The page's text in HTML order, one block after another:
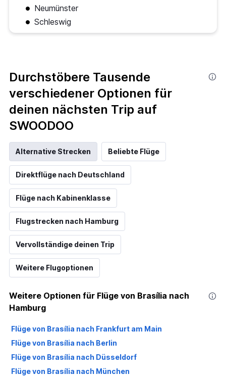
Neumünster
Schleswig
Durchstöbere Tausende
verschiedener Optionen für
deinen nächsten Trip auf
SWOODOO
Alternative Strecken Beliebte Flüge
Direktflüge nach Deutschland
Flüge nach Kabinenklasse
Flugstrecken nach Hamburg
Vervollständige deinen Trip
Weitere Flugoptionen
Weitere Optionen für Flüge von Brasília nach
Hamburg
Flüge von Brasília nach Frankfurt am Main
Flüge von Brasília nach Berlin
Flüge von Brasília nach Düsseldorf
Flüge von Brasília nach München